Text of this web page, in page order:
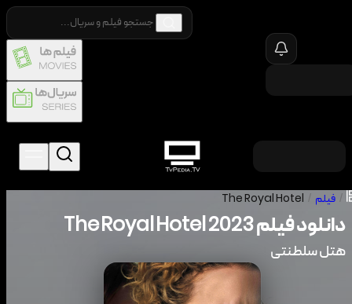
/ فیلم /
The Royal Hotel
دانلود فیلم2023
The Royal Hotel
هتل سلطنتی